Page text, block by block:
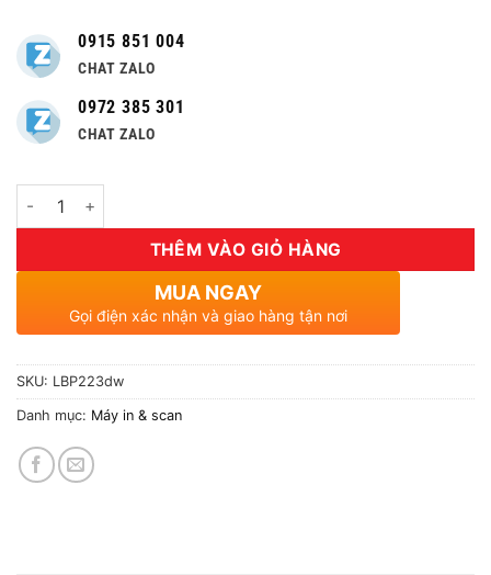
0915 851 004
CHAT ZALO
0972 385 301
CHAT ZALO
Số lượng
THÊM VÀO GIỎ HÀNG
MUA NGAY
Gọi điện xác nhận và giao hàng tận nơi
SKU: LBP223dw
Danh mục: Máy in & scan